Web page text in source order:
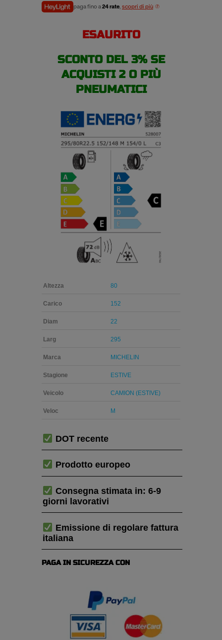
quantità
paga fino a24 rate, scopri di più
ESAURITO
SCONTO DEL 3% SE
ACQUISTI 2 O PIÙ
PNEUMATICI
Altezza 80
Carico 152
Diam 22
Larg 295
Marca MICHELIN
Stagione ESTIVE
Veicolo CAMION (ESTIVE)
Veloc M
DOT recente
Prodotto europeo
Consegna stimata in: 6-9
giorni lavorativi
Emissione di regolare fattura
italiana
PAGA IN SICUREZZA CON